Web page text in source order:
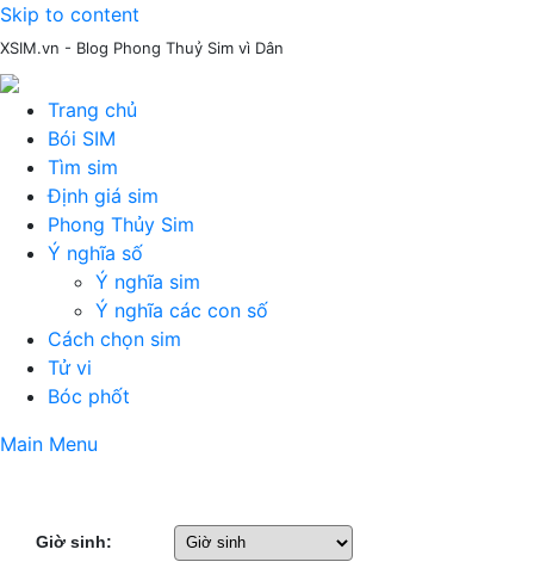
Skip to content
XSIM.vn - Blog Phong Thuỷ Sim vì Dân
Trang chủ
Bói SIM
Tìm sim
Định giá sim
Phong Thủy Sim
Ý nghĩa số
Ý nghĩa sim
Ý nghĩa các con số
Cách chọn sim
Tử vi
Bóc phốt
Main Menu
Giờ sinh: